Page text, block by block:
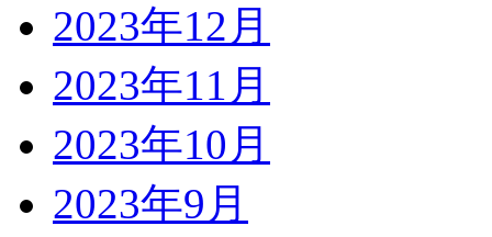
2023年12月
2023年11月
2023年10月
2023年9月